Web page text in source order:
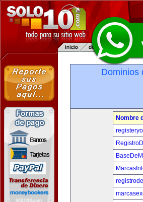
Dominios
Nombre